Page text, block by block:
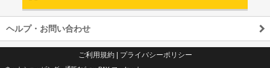
ヘルプ・お問い合わせ
ご利用規約| プライバシーポリシー